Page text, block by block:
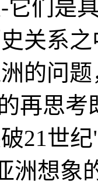
它们是
关系
的问
再思考
21世
洲想象